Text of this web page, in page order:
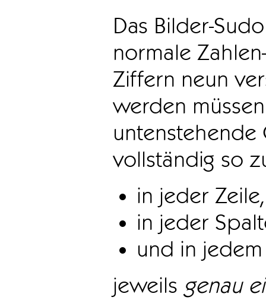
Das Bilder-
normale
Ziffern neun
werden
vollständig so
in jeder Zeile,
in jeder
und in
jeweils genau